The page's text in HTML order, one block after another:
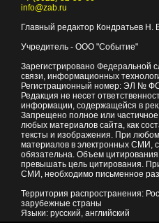
info@zab.ru
Главный редактор Кондратьев Н.
Учредитель - ООО "Событие"
Зарегистрировано Федеральной
связи, информационных
Регистрационный номер: ЭЛ №
Редакция не несет
информации, содержащейся в
Запрещено полное или
любых материалов сайта, как
тексты и изображения. При
материалов в электронных СМИ,
обязательна. Объем
превышать цель цитирования.
СМИ, необходимо письменное
Территория распространения:
зарубежные страны
Языки: русский, английский